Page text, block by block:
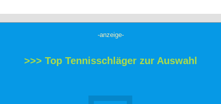
-anzeige-
>>> Top Tennisschläger zur Auswahl